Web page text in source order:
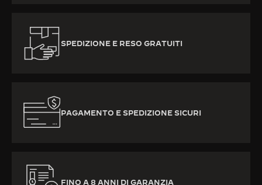
SPEDIZIONE E RESO GRATUITI
PAGAMENTO E SPEDIZIONE SICURI
FINO A 8 ANNI DI GARANZIA